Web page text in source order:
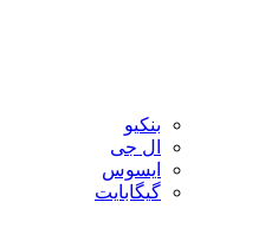
بنکیو
ال جی
ایسوس
گیگابایت